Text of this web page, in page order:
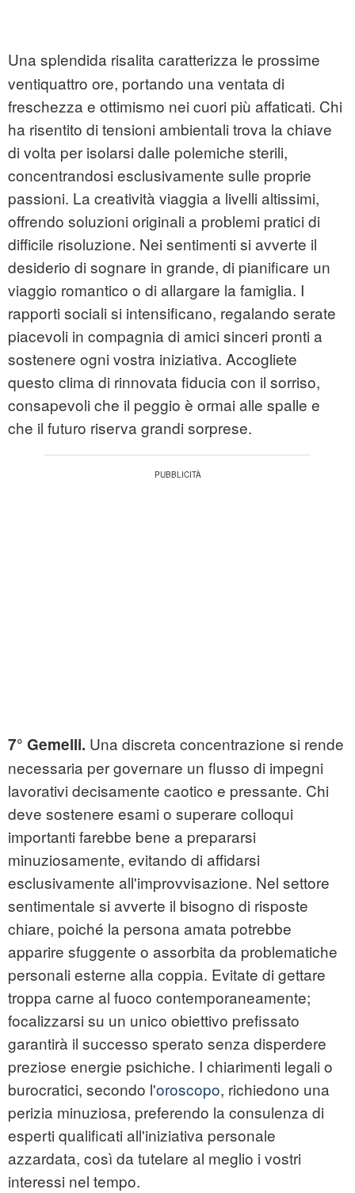
Una splendida risalita caratterizza le prossime
ventiquattro ore, portando una ventata di
freschezza e ottimismo nei cuori più affaticati. Chi
ha risentito di tensioni ambientali trova la chiave
di volta per isolarsi dalle polemiche sterili,
concentrandosi esclusivamente sulle proprie
passioni. La creatività viaggia a livelli altissimi,
offrendo soluzioni originali a problemi pratici di
difficile risoluzione. Nei sentimenti si avverte il
desiderio di sognare in grande, di pianificare un
viaggio romantico o di allargare la famiglia. I
rapporti sociali si intensificano, regalando serate
piacevoli in compagnia di amici sinceri pronti a
sostenere ogni vostra iniziativa. Accogliete
questo clima di rinnovata fiducia con il sorriso,
consapevoli che il peggio è ormai alle spalle e
che il futuro riserva grandi sorprese.
7° Gemelli. Una discreta concentrazione si rende
necessaria per governare un flusso di impegni
lavorativi decisamente caotico e pressante. Chi
deve sostenere esami o superare colloqui
importanti farebbe bene a prepararsi
minuziosamente, evitando di affidarsi
esclusivamente all'improvvisazione. Nel settore
sentimentale si avverte il bisogno di risposte
chiare, poiché la persona amata potrebbe
apparire sfuggente o assorbita da problematiche
personali esterne alla coppia. Evitate di gettare
troppa carne al fuoco contemporaneamente;
focalizzarsi su un unico obiettivo prefissato
garantirà il successo sperato senza disperdere
preziose energie psichiche. I chiarimenti legali o
burocratici, secondo l'oroscopo, richiedono una
perizia minuziosa, preferendo la consulenza di
esperti qualificati all'iniziativa personale
azzardata, così da tutelare al meglio i vostri
interessi nel tempo.